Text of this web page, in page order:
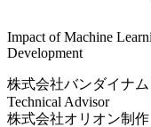
Impact of Machine
Development
株式会社バンダイナ
Technical Advisor
株式会社オリオン制